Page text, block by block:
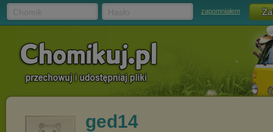
zapomniałem
ged14